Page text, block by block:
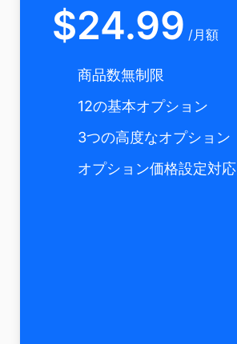
$24.99 /月額
商品数無制限
12の基本オプション
3つの高度なオプション
オプション価格設定対応